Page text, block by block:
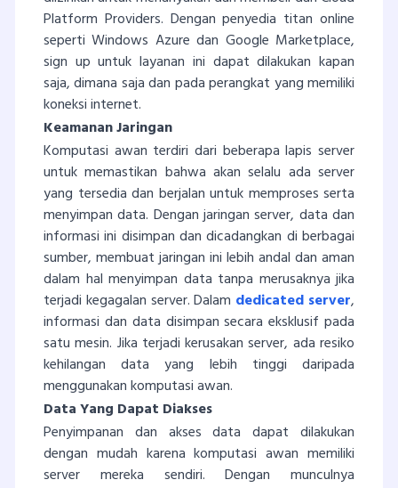
Platform Providers. Dengan penyedia titan online
seperti Windows Azure dan Google Marketplace,
sign up untuk layanan ini dapat dilakukan kapan
saja, dimana saja dan pada perangkat yang memiliki
koneksi internet.
Keamanan Jaringan
Komputasi awan terdiri dari beberapa lapis server
untuk memastikan bahwa akan selalu ada server
yang tersedia dan berjalan untuk memproses serta
menyimpan data. Dengan jaringan server, data dan
informasi ini disimpan dan dicadangkan di berbagai
sumber, membuat jaringan ini lebih andal dan aman
dalam hal menyimpan data tanpa merusaknya jika
terjadi kegagalan server. Dalam dedicated server,
informasi dan data disimpan secara eksklusif pada
satu mesin. Jika terjadi kerusakan server, ada resiko
kehilangan data yang lebih tinggi daripada
menggunakan komputasi awan.
Data Yang Dapat Diakses
Penyimpanan dan akses data dapat dilakukan
dengan mudah karena komputasi awan memiliki
server mereka sendiri. Dengan munculnya